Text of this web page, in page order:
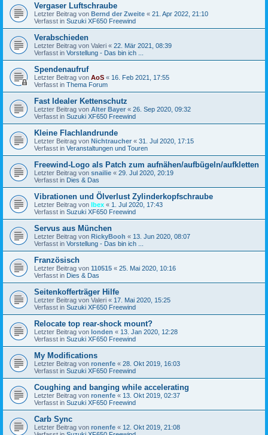
Vergaser Luftschraube
Letzter Beitrag von Bernd der Zweite « 21. Apr 2022, 21:10
Verfasst in Suzuki XF650 Freewind
Verabschieden
Letzter Beitrag von Valeri « 22. Mär 2021, 08:39
Verfasst in Vorstellung - Das bin ich ...
Spendenaufruf
Letzter Beitrag von AoS « 16. Feb 2021, 17:55
Verfasst in Thema Forum
Fast Idealer Kettenschutz
Letzter Beitrag von Alter Bayer « 26. Sep 2020, 09:32
Verfasst in Suzuki XF650 Freewind
Kleine Flachlandrunde
Letzter Beitrag von Nichtraucher « 31. Jul 2020, 17:15
Verfasst in Veranstaltungen und Touren
Freewind-Logo als Patch zum aufnähen/aufbügeln/aufkletten
Letzter Beitrag von snailie « 29. Jul 2020, 20:19
Verfasst in Dies & Das
Vibrationen und Ölverlust Zylinderkopfschraube
Letzter Beitrag von Ibex « 1. Jul 2020, 17:43
Verfasst in Suzuki XF650 Freewind
Servus aus München
Letzter Beitrag von RickyBooh « 13. Jun 2020, 08:07
Verfasst in Vorstellung - Das bin ich ...
Französisch
Letzter Beitrag von 110515 « 25. Mai 2020, 10:16
Verfasst in Dies & Das
Seitenkofferträger Hilfe
Letzter Beitrag von Valeri « 17. Mai 2020, 15:25
Verfasst in Suzuki XF650 Freewind
Relocate top rear-shock mount?
Letzter Beitrag von londen « 13. Jan 2020, 12:28
Verfasst in Suzuki XF650 Freewind
My Modifications
Letzter Beitrag von ronenfe « 28. Okt 2019, 16:03
Verfasst in Suzuki XF650 Freewind
Coughing and banging while accelerating
Letzter Beitrag von ronenfe « 13. Okt 2019, 02:37
Verfasst in Suzuki XF650 Freewind
Carb Sync
Letzter Beitrag von ronenfe « 12. Okt 2019, 21:08